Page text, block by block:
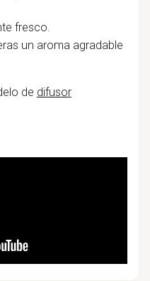
fresco.
un aroma agradable
de difusor